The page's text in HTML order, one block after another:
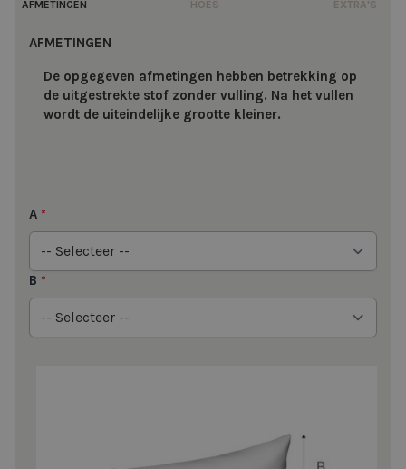
AFMETINGEN HOES EXTRA'S
AFMETINGEN
De opgegeven afmetingen hebben betrekking op
de uitgestrekte stof zonder vulling. Na het vullen
wordt de uiteindelijke grootte kleiner.
A *
B *